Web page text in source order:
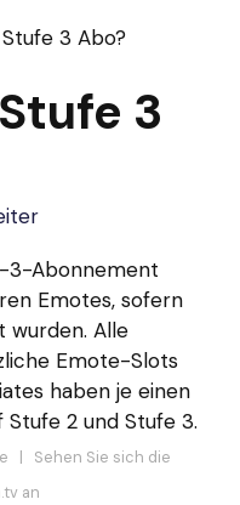
3 Abo?
3
3-Abonnement
Emotes, sofern
wurden. Alle
Emote-Slots
haben je einen
2 und Stufe 3.
| Sehen Sie sich die
an